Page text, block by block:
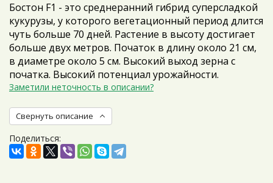
Бостон F1 - это среднеранний гибрид суперсладкой
кукурузы, у которого вегетационный период длится
чуть больше 70 дней. Растение в высоту достигает
больше двух метров. Початок в длину около 21 см,
в диаметре около 5 см. Высокий выход зерна с
початка. Высокий потенциал урожайности.
Заметили неточность в описании?
Свернуть описание
Поделиться: